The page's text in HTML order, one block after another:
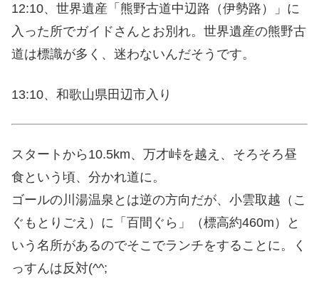
12:10、世界遺産「熊野古道中辺路（伊勢路）」に
入った所でガイドさんとお別れ。世界遺産の熊野古
道は標識が多く、迷わないんだそうです。
13:10、和歌山県田辺市入り
スタートから10.5km、万才峠を越え、そろそろ昼
食という頃、分かれ道に。
ゴールの川湯温泉とは逆の方向だが、小雲取越（こ
ぐもとりごえ）に「百間ぐら」（標高約460m）と
いう名所があるのでそこでランチをすることに。く
っすんは反対(^^;